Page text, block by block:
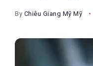
By Chiêu Giang Mỹ Mỹ